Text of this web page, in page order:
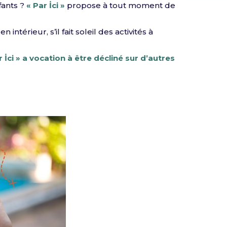
? « Par İci » propose à tout moment de
intérieur, s’il fait soleil des activités à
İci » a vocation à être décliné sur d’autres